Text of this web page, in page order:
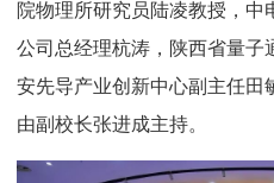
院物理所研究员陆凌教授，
公司总经理杭涛，陕西省量子
安先导产业创新中心副主任
由副校长张进成主持。